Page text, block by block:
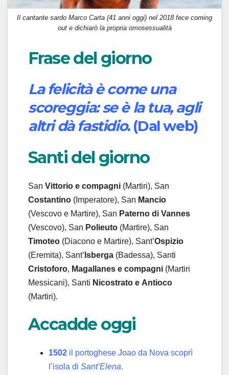
Il cantante sardo Marco Carta (41 anni oggi) nel 2018 fece coming
out e dichiarò la propria omosessualità
Frase del giorno
La felicità è come una
scoreggia: se è la tua, agli
altri dà fastidio.(Dal web)
Santi del giorno
San Vittorio e compagni (Martiri), San
Costantino (Imperatore), San Mancio
(Vescovo e Martire), San Paterno di Vannes
(Vescovo), San Polieuto (Martire), San
Timoteo (Diacono e Martire), Sant’Ospizio
(Eremita), Sant’ Isberga (Badessa), Santi
Cristoforo, Magallanes e compagni (Martiri
Messicani), Santi Nicostrato e Antioco
(Martiri).
Accadde oggi
1502 il portoghese Joao da Nova scoprì
l’isola di Sant’Elena.